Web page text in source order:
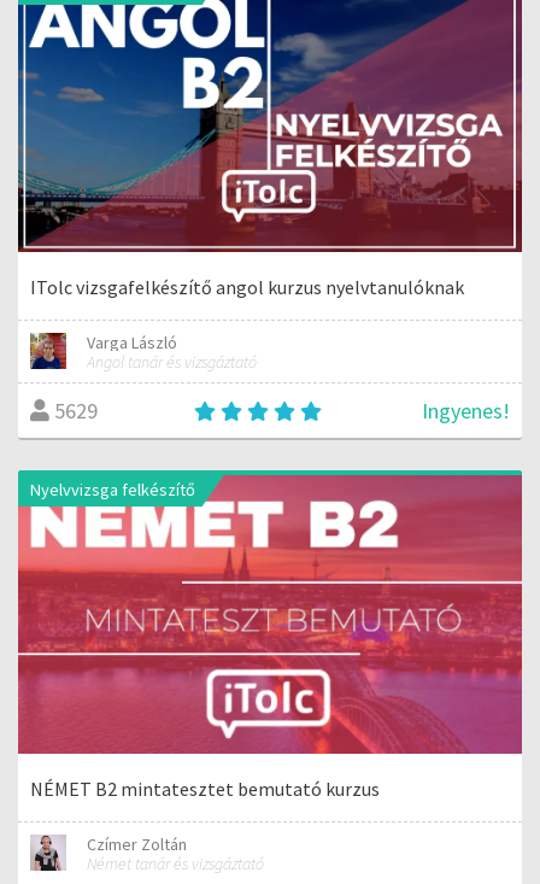
ITolc vizsgafelkészítő angol kurzus nyelvtanulóknak
Varga László
Angol tanár és vizsgáztató
5629 Ingyenes!
Nyelvvizsga felkészítő
NÉMET B2 mintatesztet bemutató kurzus
Czímer Zoltán
Német tanár és vizsgáztató